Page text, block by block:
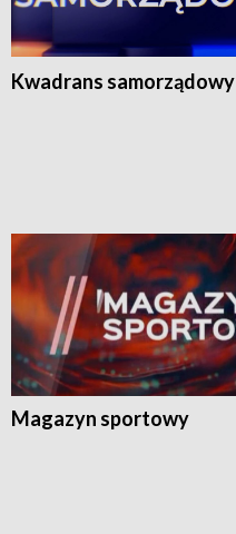
Kwadrans samorządowy
Magazyn sportowy